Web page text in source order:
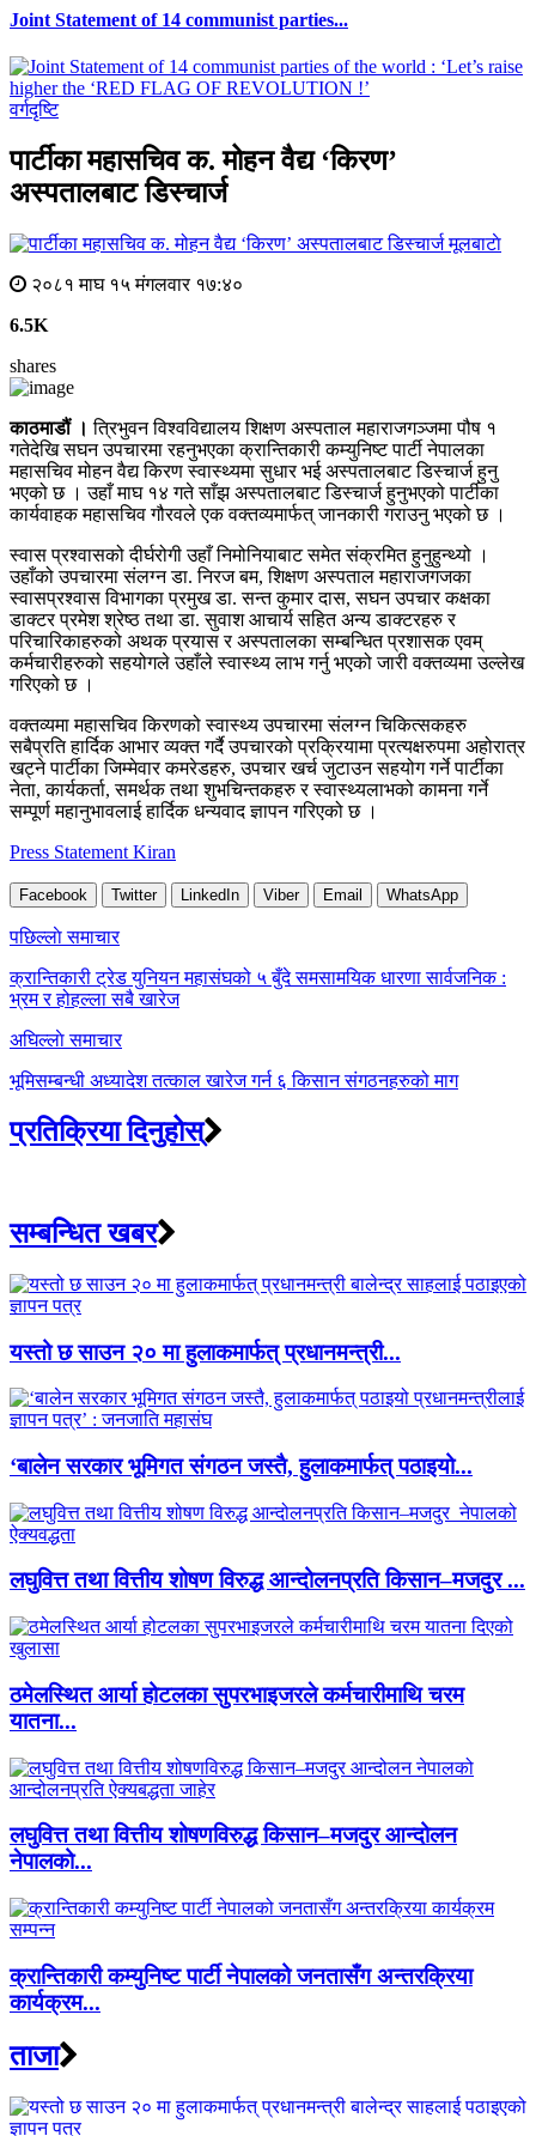
Joint Statement of 14 communist parties...
वर्गदृष्टि
पार्टीका महासचिव क. मोहन वैद्य ‘किरण’
अस्पतालबाट डिस्चार्ज
मूलबाटाे
२०८१ माघ १५ मंगलवार १७:४०
6.5K
shares
काठमाडौं । त्रिभुवन विश्वविद्यालय शिक्षण अस्पताल महाराजगञ्जमा पौष १
गतेदेखि सघन उपचारमा रहनुभएका क्रान्तिकारी कम्युनिष्ट पार्टी नेपालका
महासचिव मोहन वैद्य किरण स्वास्थ्यमा सुधार भई अस्पतालबाट डिस्चार्ज हुनु
भएको छ । उहाँ माघ १४ गते साँझ अस्पतालबाट डिस्चार्ज हुनुभएको पार्टीका
कार्यवाहक महासचिव गौरवले एक वक्तव्यमार्फत् जानकारी गराउनु भएको छ ।
स्वास प्रश्वासको दीर्घरोगी उहाँ निमोनियाबाट समेत संक्रमित हुनुहुन्थ्यो ।
उहाँको उपचारमा संलग्न डा. निरज बम, शिक्षण अस्पताल महाराजगजका
स्वासप्रश्वास विभागका प्रमुख डा. सन्त कुमार दास, सघन उपचार कक्षका
डाक्टर प्रमेश श्रेष्ठ तथा डा. सुवाश आचार्य सहित अन्य डाक्टरहरु र
परिचारिकाहरुको अथक प्रयास र अस्पतालका सम्बन्धित प्रशासक एवम्
कर्मचारीहरुको सहयोगले उहाँले स्वास्थ्य लाभ गर्नु भएको जारी वक्तव्यमा उल्लेख
गरिएको छ ।
वक्तव्यमा महासचिव किरणको स्वास्थ्य उपचारमा संलग्न चिकित्सकहरु
सबैप्रति हार्दिक आभार व्यक्त गर्दै उपचारको प्रक्रियामा प्रत्यक्षरुपमा अहोरात्र
खट्ने पार्टीका जिम्मेवार कमरेडहरु, उपचार खर्च जुटाउन सहयोग गर्ने पार्टीका
नेता, कार्यकर्ता, समर्थक तथा शुभचिन्तकहरु र स्वास्थ्यलाभको कामना गर्ने
सम्पूर्ण महानुभावलाई हार्दिक धन्यवाद ज्ञापन गरिएको छ ।
Press Statement Kiran
Facebook Twitter LinkedIn Viber Email WhatsApp
Post
navigation
पछिल्लाे समाचार
क्रान्तिकारी ट्रेड युनियन महासंघको ५ बुँदे समसामयिक धारणा सार्वजनिक :
भ्रम र होहल्ला सबै खारेज
अघिल्लाे समाचार
भूमिसम्बन्धी अध्यादेश तत्काल खारेज गर्न ६ किसान संगठनहरुको माग
प्रतिक्रिया दिनुहोस्
सम्बन्धित खबर
यस्तो छ साउन २० मा हुलाकमार्फत् प्रधानमन्त्री...
‘बालेन सरकार भूमिगत संगठन जस्तै, हुलाकमार्फत् पठाइयो...
लघुवित्त तथा वित्तीय शोषण विरुद्ध आन्दोलनप्रति किसान–मजदुर ...
ठमेलस्थित आर्या होटलका सुपरभाइजरले कर्मचारीमाथि चरम
यातना...
लघुवित्त तथा वित्तीय शोषणविरुद्ध किसान–मजदुर आन्दोलन
नेपालको...
क्रान्तिकारी कम्युनिष्ट पार्टी नेपालको जनतासँग अन्तरक्रिया
कार्यक्रम...
ताजा